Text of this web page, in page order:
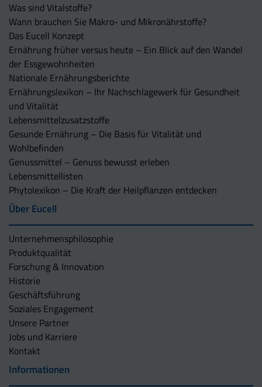
Was sind Vitalstoffe?
Wann brauchen Sie Makro- und Mikronährstoffe?
Das Eucell Konzept
Ernährung früher versus heute – Ein Blick auf den Wandel
der Essgewohnheiten
Nationale Ernährungsberichte
Ernährungslexikon – Ihr Nachschlagewerk für Gesundheit
und Vitalität
Lebensmittelzusatzstoffe
Gesunde Ernährung – Die Basis für Vitalität und
Wohlbefinden
Genussmittel – Genuss bewusst erleben
Lebensmittellisten
Phytolexikon – Die Kraft der Heilpflanzen entdecken
Über Eucell
Unternehmens­philosophie
Produktqualität
Forschung & Innovation
Historie
Geschäftsführung
Soziales Engagement
Unsere Partner
Jobs und Karriere
Kontakt
Informationen